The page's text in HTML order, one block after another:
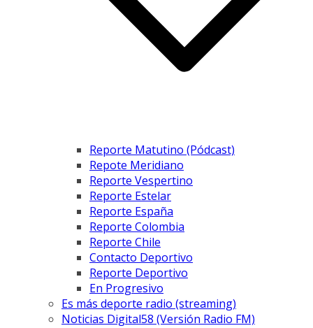
Reporte Matutino (Pódcast)
Repote Meridiano
Reporte Vespertino
Reporte Estelar
Reporte España
Reporte Colombia
Reporte Chile
Contacto Deportivo
Reporte Deportivo
En Progresivo
Es más deporte radio (streaming)
Noticias Digital58 (Versión Radio FM)